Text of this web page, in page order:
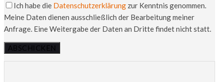
Ich habe die Datenschutzerklärung zur Kenntnis genommen.
Meine Daten dienen ausschließlich der Bearbeitung meiner
Anfrage. Eine Weitergabe der Daten an Dritte findet nicht statt.